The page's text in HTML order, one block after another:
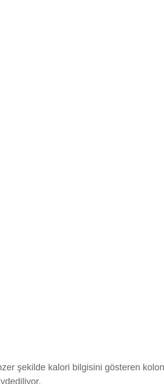
şekilde kalori bilgisini gösteren kolon